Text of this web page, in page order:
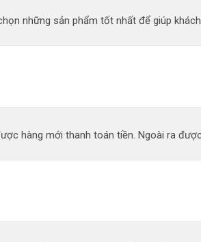
những sản phẩm tốt nhất để giúp
hàng mới thanh toán tiền. Ngoài ra